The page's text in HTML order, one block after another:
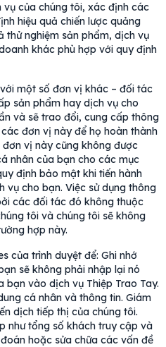
của chúng tôi, xác định các
hiệu quả chiến lược quảng
thử nghiệm sản phẩm, dịch vụ
khác phù hợp với quy định
một số đơn vị khác – đối tác
sản phẩm hay dịch vụ cho
và sẽ trao đổi, cung cấp thông
đơn vị này để họ hoàn thành
vị này cũng không được
nhân của bạn cho các mục
định bảo mật khi tiến hành
vụ cho bạn. Việc sử dụng thông
các đối tác đó không thuộc
tôi và chúng tôi sẽ không
hợp này.
của trình duyệt để: Ghi nhớ
sẽ không phải nhập lại nó
bạn vào dịch vụ Thiệp Trao Tay.
cá nhân và thông tin. Giám
dịch tiếp thị của chúng tôi.
như tổng số khách truy cập và
hoặc sửa chữa các vấn đề